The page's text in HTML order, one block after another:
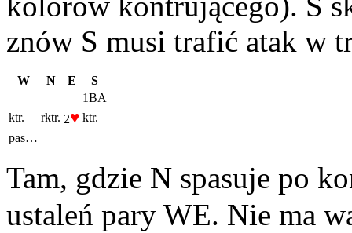
znów S musi trafić atak
W N E
S
1BA
ktr.
rktr. 2♥ ktr.
pas…
Tam, gdzie N spasuje po
ustaleń pary WE. Nie ma